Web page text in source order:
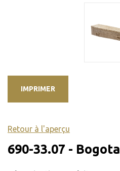
IMPRIMER
Retour à l'aperçu
690-33.07 - Bogota